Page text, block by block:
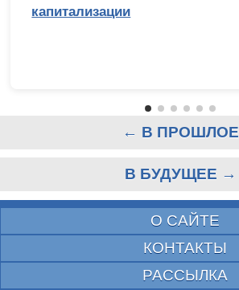
капитализации
← В ПРОШЛОЕ
В БУДУЩЕЕ →
О САЙТЕ
КОНТАКТЫ
РАССЫЛКА